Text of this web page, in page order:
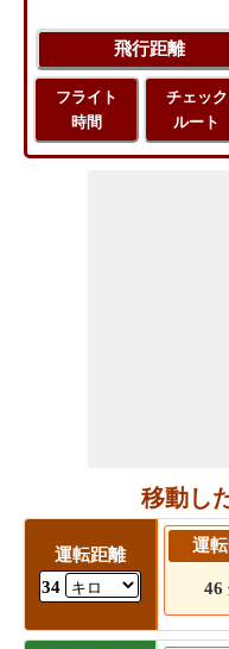
フライト
時間
チェック
ルート
移動し
運転距離
34
運
46